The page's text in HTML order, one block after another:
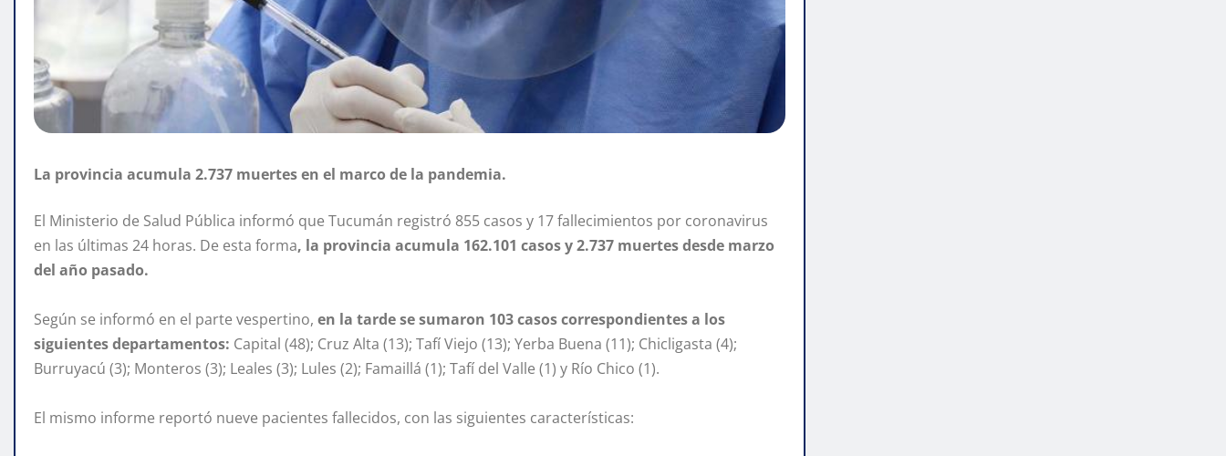
La provincia acumula 2.737 muertes en el marco de la pandemia.
El Ministerio de Salud Pública informó que Tucumán registró 855 casos y 17 fallecimientos por coronavirus
en las últimas 24 horas. De esta forma, la provincia acumula 162.101 casos y 2.737 muertes desde marzo
del año pasado.
Según se informó en el parte vespertino, en la tarde se sumaron 103 casos correspondientes a los
siguientes departamentos: Capital (48); Cruz Alta (13); Tafí Viejo (13); Yerba Buena (11); Chicligasta (4);
Burruyacú (3); Monteros (3); Leales (3); Lules (2); Famaillá (1); Tafí del Valle (1) y Río Chico (1).
El mismo informe reportó nueve pacientes fallecidos, con las siguientes características: